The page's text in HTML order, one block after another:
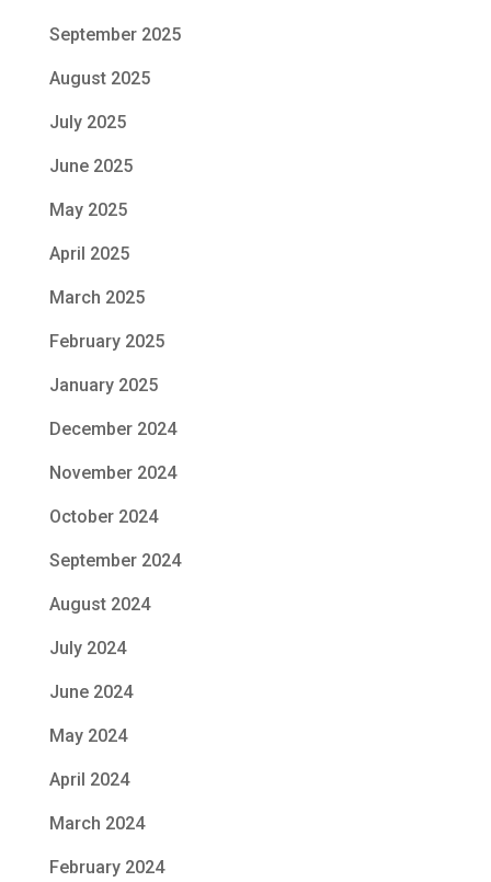
September 2025
August 2025
July 2025
June 2025
May 2025
April 2025
March 2025
February 2025
January 2025
December 2024
November 2024
October 2024
September 2024
August 2024
July 2024
June 2024
May 2024
April 2024
March 2024
February 2024